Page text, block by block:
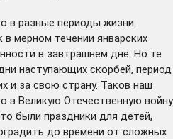
в разные периоды жизни.
мерном течении январских
в завтрашнем дне. Но те
наступающих скорбей, период
и за свою страну. Таков наш
в Великую Отечественную войну
были праздники для детей,
до времени от сложных